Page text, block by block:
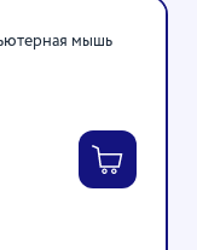
мышь